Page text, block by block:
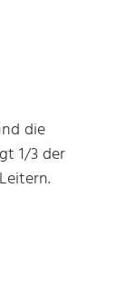
die
1/3 der